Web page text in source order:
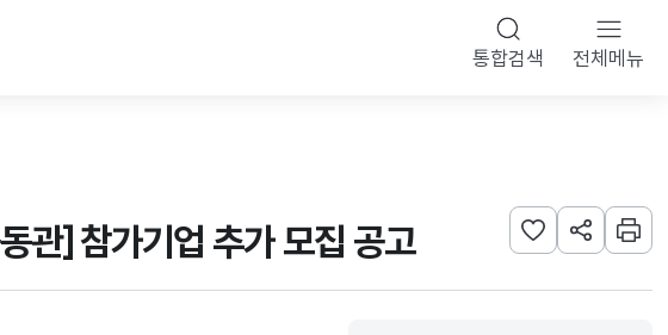
통합검색 전체메뉴
관] 참가기업 추가 모집 공고 관심사 등록하기
URL 공유하
인쇄